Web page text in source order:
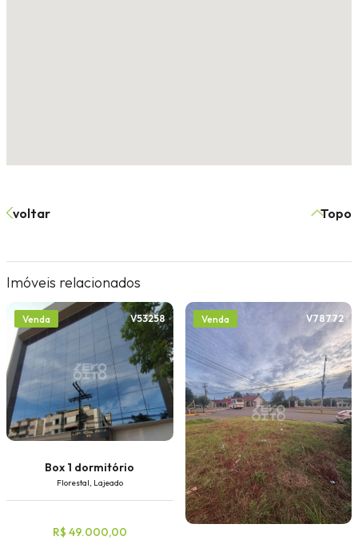
voltar Topo
Imóveis relacionados
Venda V53258
Box 1 dormitório
Florestal, Lajeado
R$ 49.000,00
Venda V78772